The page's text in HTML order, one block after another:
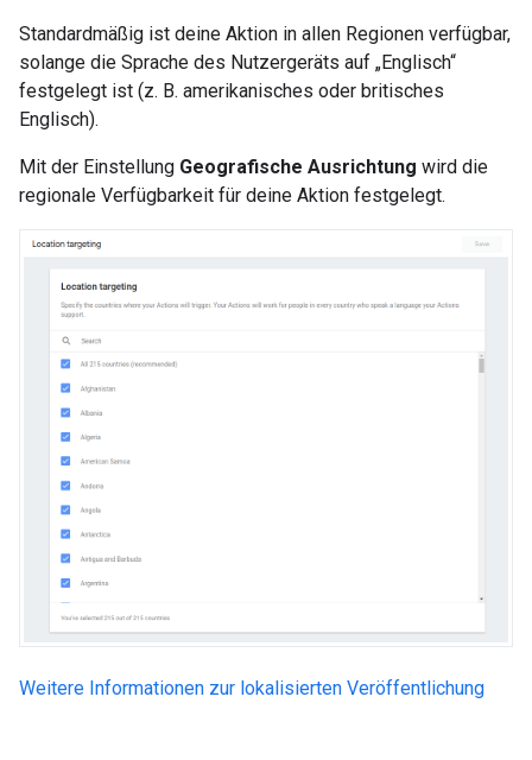
Standardmäßig ist deine Aktion in allen Regionen verfügbar,
solange die Sprache des Nutzergeräts auf „Englisch“
festgelegt ist (z. B. amerikanisches oder britisches
Englisch).
Mit der Einstellung Geografische Ausrichtung wird die
regionale Verfügbarkeit für deine Aktion festgelegt.
Weitere Informationen zur lokalisierten Veröffentlichung